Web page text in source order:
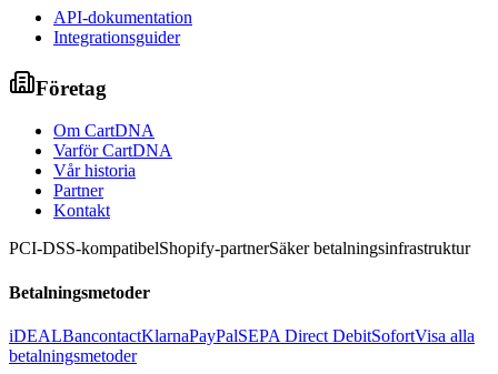
API-dokumentation
Integrationsguider
Företag
Om CartDNA
Varför CartDNA
Vår historia
Partner
Kontakt
PCI-DSS-kompatibelShopify-partnerSäker betalningsinfrastruktur
Betalningsmetoder
iDEALBancontactKlarnaPayPalSEPA Direct DebitSofortVisa alla
betalningsmetoder